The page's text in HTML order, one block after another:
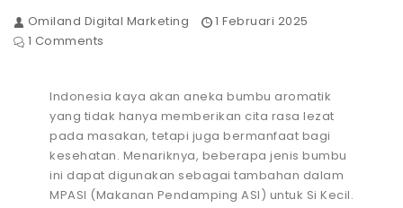
Omiland Digital Marketing
1 Februari 2025
1 Comments
Indonesia kaya akan aneka bumbu aromatik
yang tidak hanya memberikan cita rasa lezat
pada masakan, tetapi juga bermanfaat bagi
kesehatan. Menariknya, beberapa jenis bumbu
ini dapat digunakan sebagai tambahan dalam
MPASI (Makanan Pendamping ASI) untuk Si Kecil.